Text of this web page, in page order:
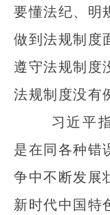
要懂法纪、明
做到法规制度
遵守法规制度
法规制度没有
习近平
是在同各种错
争中不断发展
新时代中国特